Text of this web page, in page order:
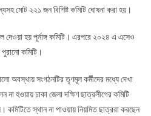
মোট ২২১ জন বিশিষ্ট কমিটি ঘোষনা করা হয়।
দেওয়া হয় পূর্নাঙ্গ কমিটি। এরপরে ২০২৪ এ এসেও
কমিটি।
অবস্থায় সংগঠনটির তৃণমূল কর্মীদের মধ্যে দেখা
না হওয়ায় ঢাকা জেলা দক্ষিণ ছাত্রলীগের কমিটি
স্থান না পাওয়ায় নিয়মিত ছাত্ররা করছেন